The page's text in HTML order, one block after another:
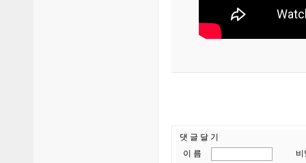
댓 글 달 기
이 름
비